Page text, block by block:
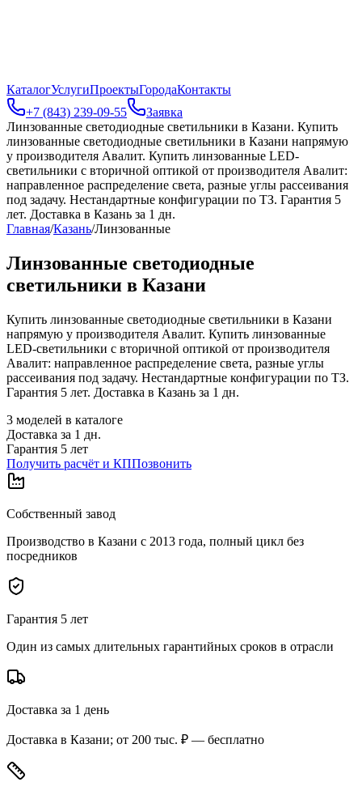
КаталогУслугиПроектыГородаКонтакты
+7 (843) 239-09-55
Заявка
Линзованные светодиодные светильники в Казани. Купить
линзованные светодиодные светильники в Казани напрямую
у производителя Авалит. Купить линзованные LED-
светильники с вторичной оптикой от производителя Авалит:
направленное распределение света, разные углы рассеивания
под задачу. Нестандартные конфигурации по ТЗ. Гарантия 5
лет. Доставка в Казань за 1 дн.
Главная/Казань/Линзованные
Линзованные светодиодные
светильники в Казани
Купить линзованные светодиодные светильники в Казани
напрямую у производителя Авалит. Купить линзованные
LED-светильники с вторичной оптикой от производителя
Авалит: направленное распределение света, разные углы
рассеивания под задачу. Нестандартные конфигурации по ТЗ.
Гарантия 5 лет. Доставка в Казань за 1 дн.
3 моделей в каталоге
Доставка за 1 дн.
Гарантия 5 лет
Получить расчёт и КППозвонить
Собственный завод
Производство в Казани с 2013 года, полный цикл без
посредников
Гарантия 5 лет
Один из самых длительных гарантийных сроков в отрасли
Доставка за 1 день
Доставка в Казани; от 200 тыс. ₽ — бесплатно